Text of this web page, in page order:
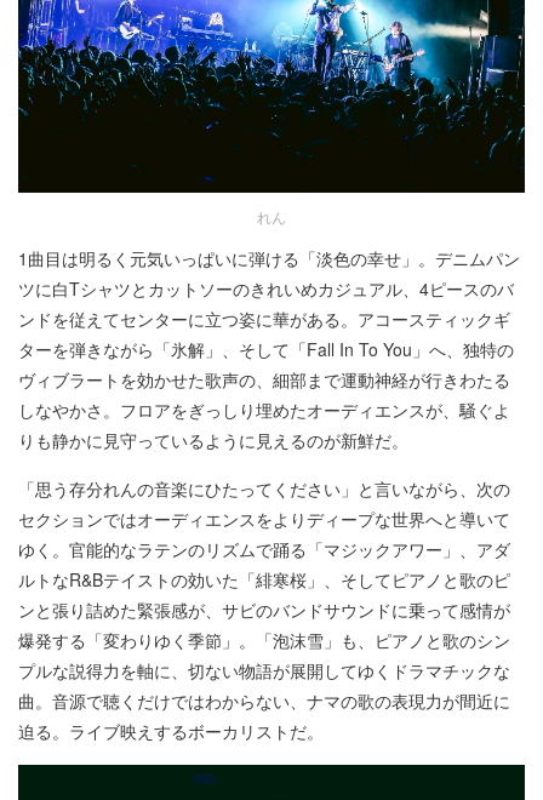
れん
1曲目は明るく元気いっぱいに弾ける「淡色の幸せ」。デニムパン
ツに白Tシャツとカットソーのきれいめカジュアル、4ピースのバ
ンドを従えてセンターに立つ姿に華がある。アコースティックギ
ターを弾きながら「氷解」、そして「Fall In To You」へ、独特の
ヴィブラートを効かせた歌声の、細部まで運動神経が行きわたる
しなやかさ。フロアをぎっしり埋めたオーディエンスが、騒ぐよ
りも静かに見守っているように見えるのが新鮮だ。
「思う存分れんの音楽にひたってください」と言いながら、次の
セクションではオーディエンスをよりディープな世界へと導いて
ゆく。官能的なラテンのリズムで踊る「マジックアワー」、アダ
ルトなR&Bテイストの効いた「緋寒桜」、そしてピアノと歌のピ
ンと張り詰めた緊張感が、サビのバンドサウンドに乗って感情が
爆発する「変わりゆく季節」。「泡沫雪」も、ピアノと歌のシン
プルな説得力を軸に、切ない物語が展開してゆくドラマチックな
曲。音源で聴くだけではわからない、ナマの歌の表現力が間近に
迫る。ライブ映えするボーカリストだ。